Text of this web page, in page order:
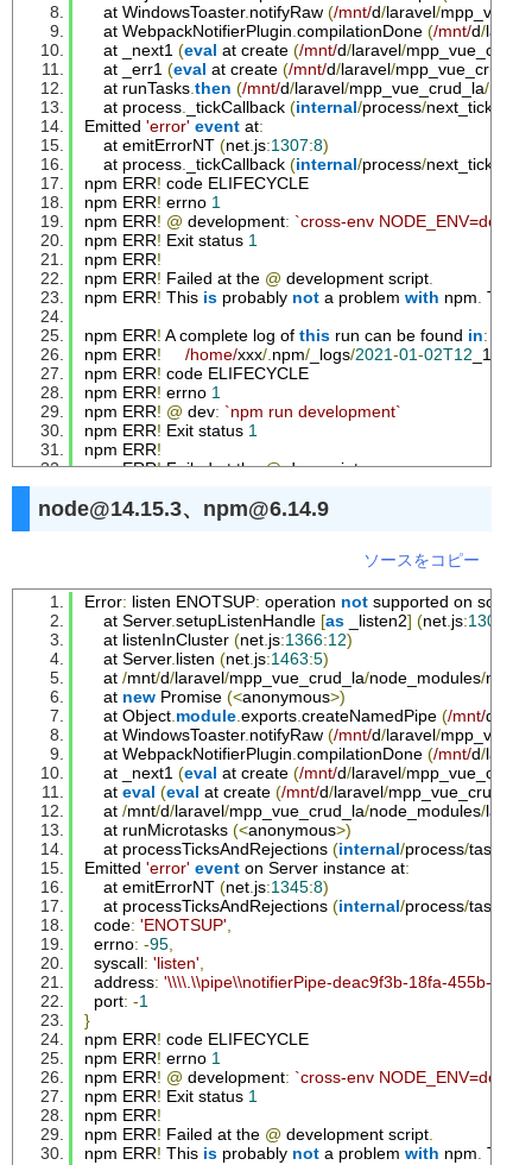
    at
WindowsToaster.notifyRaw (/mnt/d/laravel/
    at
WebpackNotifierPlugin.compilationDone (/mnt/d/
    at _next1
(eval at create (/mnt/d/laravel/
    at _err1
(eval at create (/mnt/d/laravel/mpp_vue_crud_la
    at runTasks
.then (/mnt/d/laravel/mpp_vue_crud_la/
    at process
. _tickCallback (internal/process/next_tick
Emitted 'error' event at:
    at emitErrorNT
(net.js:1307:8)
    at process
. _tickCallback (internal/process/next_tick
npm ERR! code ELIFECYCLE
npm ERR! errno 1
npm ERR! @ development: `cross-env
npm ERR! Exit status 1
npm ERR!
npm ERR! Failed at the @ development script.
npm ERR! This is probably not a problem with npm. There
npm ERR! A complete log of this run can be found in:
npm ERR! /home/xxx/.npm/ _logs/2021-01-02T12
npm ERR! code ELIFECYCLE
npm ERR! errno 1
npm ERR! @ dev: `npm run development`
npm ERR! Exit status 1
npm ERR!
npm ERR! Failed at the @ dev script.
npm ERR
A complete log of
node@14.15.3、npm@6.14.9
ソースをコピー
Error: listen ENOTSUP: operation not supported on socket
    at
Server.setupListenHandle [as _listen2] (net.js:1301
    at listenInCluster
(net.js:1366:12)
    at
Server.listen (net.js:1463:5)
    at
/mnt/d/laravel/mpp_vue_crud_la/node_modules/node
    at
new Promise (<anonymous>)
    at
Object.module.exports.createNamedPipe (/mnt/d
    at
WindowsToaster.notifyRaw (/mnt/d/laravel/
    at
WebpackNotifierPlugin.compilationDone (/mnt/d/
    at _next1
(eval at create (/mnt/d/laravel/
    at
eval (eval at create (/mnt/d/laravel/mpp_vue_crud_la
    at
/mnt/d/laravel/mpp_vue_crud_la/node_modules/
    at runMicrotasks
(<anonymous>)
    at processTicksAndRejections
(internal/process/
Emitted 'error' event on Server instance at:
    at emitErrorNT
(net.js:1345:8)
    at processTicksAndRejections
(internal/process/
  code
: 'ENOTSUP',
  errno
: -95,
  syscall
: 'listen',
  address
: '\\\\.\\pipe\\notifierPipe-deac9f3b-18fa-455b-
  port
: -1
}
npm ERR! code ELIFECYCLE
npm ERR! errno 1
npm ERR! @ development: `cross-env
npm ERR! Exit status 1
npm ERR!
npm ERR! Failed at the @ development script.
npm ERR! This is probably not a problem with npm. There